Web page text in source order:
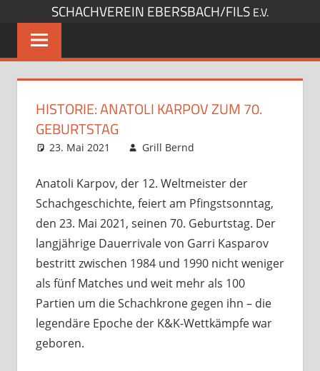
springen
SCHACHVEREIN EBERSBACH/FILS E.V.
HISTORIE: ANATOLI KARPOV ZUM 70.
GEBURTSTAG
23. Mai 2021 Grill Bernd
Trainingsmaterial
Anatoli Karpov, der 12. Weltmeister der
Schachgeschichte, feiert am Pfingstsonntag,
den 23. Mai 2021, seinen 70. Geburtstag. Der
langjährige Dauerrivale von Garri Kasparov
bestritt zwischen 1984 und 1990 nicht weniger
als fünf Matches und weit mehr als 100
Partien um die Schachkrone gegen ihn – die
legendäre Epoche der K&K-Wettkämpfe war
geboren.